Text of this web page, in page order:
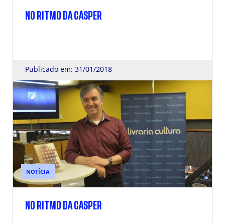
NO RITMO DA CÁSPER
Publicado em: 31/01/2018
NOTÍCIA
NO RITMO DA CÁSPER